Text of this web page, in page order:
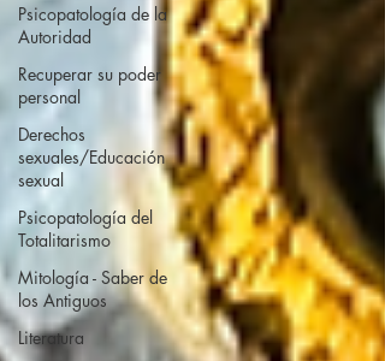
Psicopatología de la
Autoridad
Recuperar su poder
personal
Derechos
sexuales/Educación
sexual
Psicopatología del
Totalitarismo
Mitología - Saber de
los Antiguos
Literatura